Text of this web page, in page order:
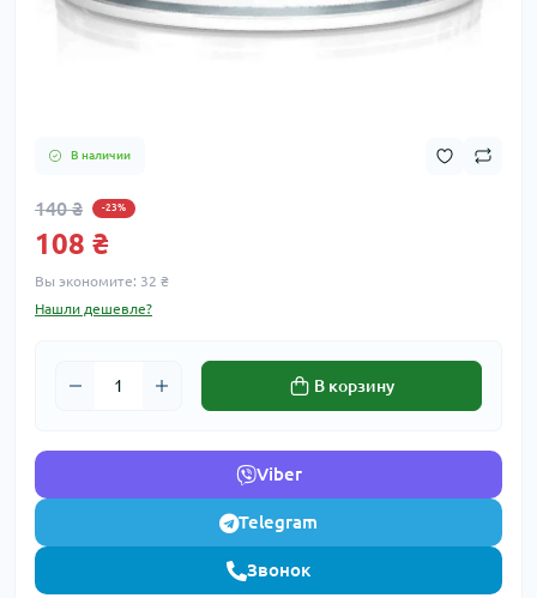
В наличии
140 ₴ -23%
108 ₴
Вы экономите: 32 ₴
Нашли дешевле?
В корзину
Viber
Telegram
Звонок